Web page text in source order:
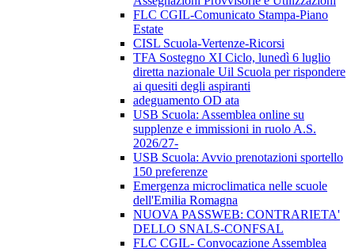
FLC CGIL-Comunicato Stampa-Piano
Estate
CISL Scuola-Vertenze-Ricorsi
TFA Sostegno XI Ciclo, lunedì 6 luglio
diretta nazionale Uil Scuola per rispondere
ai quesiti degli aspiranti
adeguamento OD ata
USB Scuola: Assemblea online su
supplenze e immissioni in ruolo A.S.
2026/27-
USB Scuola: Avvio prenotazioni sportello
150 preferenze
Emergenza microclimatica nelle scuole
dell'Emilia Romagna
NUOVA PASSWEB: CONTRARIETA'
DELLO SNALS-CONFSAL
FLC CGIL- Convocazione Assemblea